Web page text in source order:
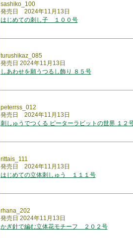
sashiko_100
発売日 2024年11月13日
はじめての刺し子 １００号
turushikaz_085
発売日 2024年11月13日
しあわせを願うつるし飾り ８５号
peterrss_012
発売日 2024年11月13日
刺しゅうでつくる ピーターラビットの世界 １２
rittais_111
発売日 2024年11月13日
はじめての立体刺しゅう １１１号
rhana_202
発売日 2024年11月13日
かぎ針で編む立体花モチーフ ２０２号